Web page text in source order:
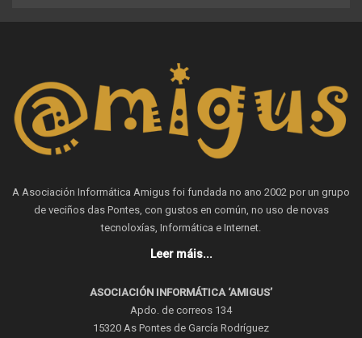
A Asociación Informática Amigus foi fundada no ano 2002 por un grupo
de veciños das Pontes, con gustos en común, no uso de novas
tecnoloxías, Informática e Internet.
Leer máis...
ASOCIACIÓN INFORMÁTICA ‘AMIGUS’
Apdo. de correos 134
15320 As Pontes de García Rodríguez